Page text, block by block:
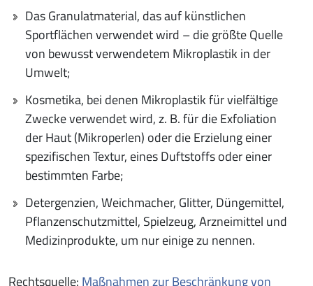
Das Granulatmaterial, das auf künstlichen
Sportflächen verwendet wird – die größte Quelle
von bewusst verwendetem Mikroplastik in der
Umwelt;
Kosmetika, bei denen Mikroplastik für vielfältige
Zwecke verwendet wird, z. B. für die Exfoliation
der Haut (Mikroperlen) oder die Erzielung einer
spezifischen Textur, eines Duftstoffs oder einer
bestimmten Farbe;
Detergenzien, Weichmacher, Glitter, Düngemittel,
Pflanzenschutzmittel, Spielzeug, Arzneimittel und
Medizinprodukte, um nur einige zu nennen.
Rechtsquelle: Maßnahmen zur Beschränkung von